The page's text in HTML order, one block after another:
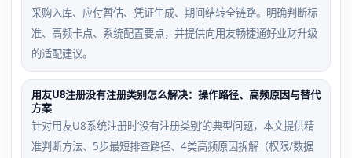
采购入库、应付暂估、凭证生成、期间结转全链路。明确判断标
准、高频卡点、系统配置要点，并提供向用友畅捷通好业财升级
的适配建议。
用友U8注册没有注册类别怎么解决：操作路径、高频原因与替代
方案
针对用友U8系统注册时‘没有注册类别’的典型问题，本文提供精
准判断方法、5步最短排查路径、4类高频原因拆解（权限/数据